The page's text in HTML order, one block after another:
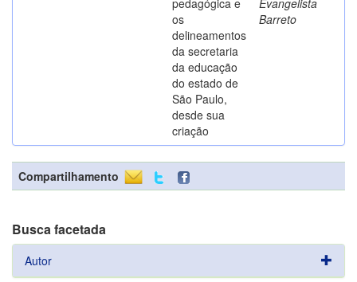
pedagógica e
os
delineamentos
da secretaria
da educação
do estado de
São Paulo,
desde sua
criação
Evangelista
Barreto
Compartilhamento
Busca facetada
Autor